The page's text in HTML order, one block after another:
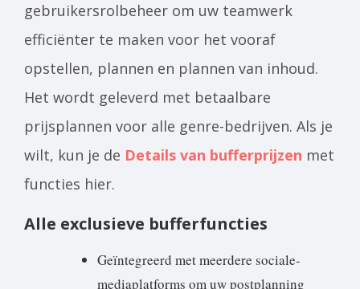
gebruikersrolbeheer om uw teamwerk
efficiënter te maken voor het vooraf
opstellen, plannen en plannen van inhoud.
Het wordt geleverd met betaalbare
prijsplannen voor alle genre-bedrijven. Als je
wilt, kun je de Details van bufferprijzen met
functies hier.
Alle exclusieve bufferfuncties
Geïntegreerd met meerdere sociale-
mediaplatforms om uw postplanning